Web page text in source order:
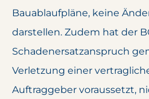
Bauablaufpläne, keine
darstellen. Zudem hat der
Schadenersatzanspruch
Verletzung einer
Auftraggeber voraussetzt,